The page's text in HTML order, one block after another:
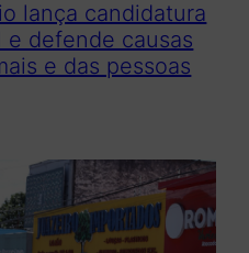
lança candidatura
defende causas
e das pessoas